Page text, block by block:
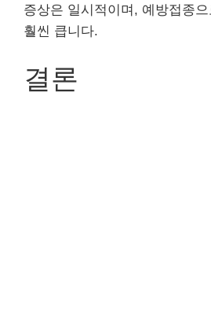
증상은 일시적이며, 예방접종
훨씬 큽니다.
결론